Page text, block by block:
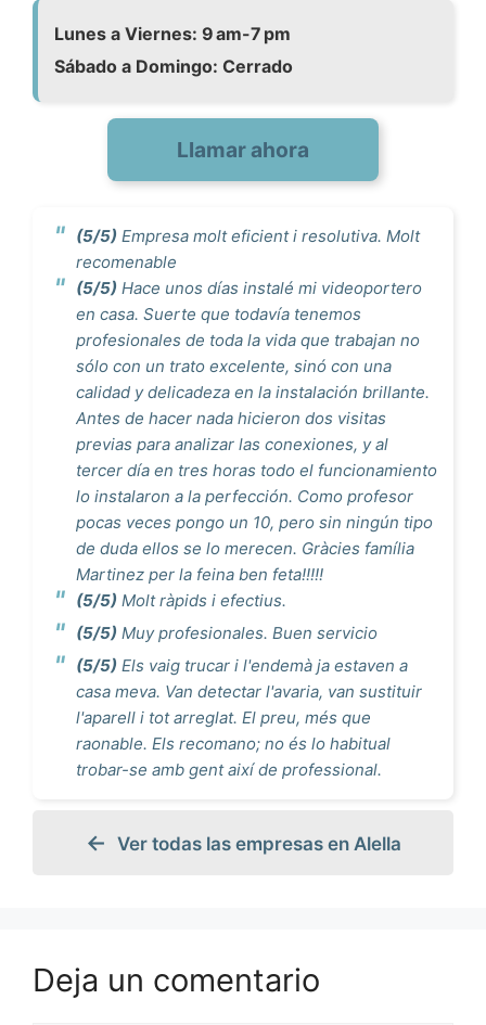
Lunes a Viernes: 9 am-7 pm
Sábado a Domingo: Cerrado
Llamar ahora
(5/5) Empresa molt eficient i resolutiva. Molt
recomenable
(5/5) Hace unos días instalé mi videoportero
en casa. Suerte que todavía tenemos
profesionales de toda la vida que trabajan no
sólo con un trato excelente, sinó con una
calidad y delicadeza en la instalación brillante.
Antes de hacer nada hicieron dos visitas
previas para analizar las conexiones, y al
tercer día en tres horas todo el funcionamiento
lo instalaron a la perfección. Como profesor
pocas veces pongo un 10, pero sin ningún tipo
de duda ellos se lo merecen. Gràcies família
Martinez per la feina ben feta!!!!!
(5/5) Molt ràpids i efectius.
(5/5) Muy profesionales. Buen servicio
(5/5) Els vaig trucar i l'endemà ja estaven a
casa meva. Van detectar l'avaria, van sustituir
l'aparell i tot arreglat. El preu, més que
raonable. Els recomano; no és lo habitual
trobar-se amb gent així de professional.
Ver todas las empresas en Alella
Deja un comentario